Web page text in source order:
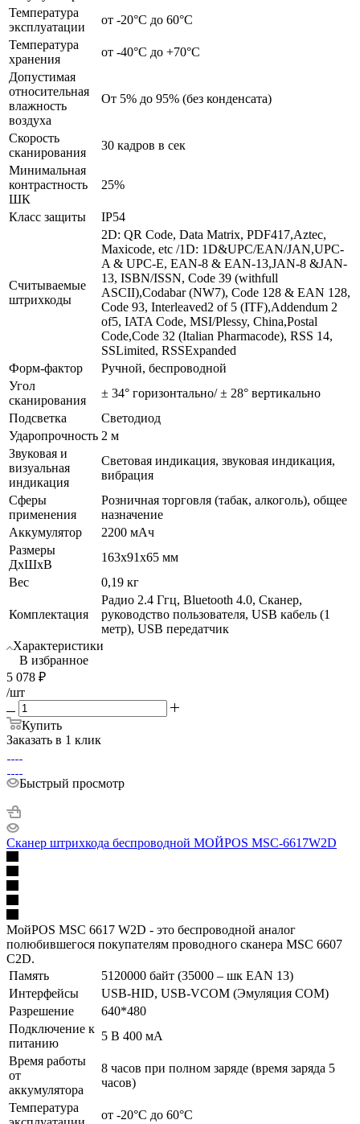
Температура
эксплуатации
от -20°C до 60°C
Температура
хранения
от -40°C до +70°C
Допустимая
относительная
влажность
воздуха
От 5% до 95% (без конденсата)
Скорость
сканирования
30 кадров в сек
Минимальная
контрастность
ШК
25%
Класс защиты IP54
Считываемые
штрихкоды
2D: QR Code, Data Matrix, PDF417,Aztec,
Maxicode, etc /1D: 1D&UPC/EAN/JAN,UPC-
A & UPC-E, EAN-8 & EAN-13,JAN-8 &JAN-
13, ISBN/ISSN, Code 39 (withfull
ASCII),Codabar (NW7), Code 128 & EAN 128,
Code 93, Interleaved2 of 5 (ITF),Addendum 2
of5, IATA Code, MSI/Plessy, China,Postal
Code,Code 32 (Italian Pharmacode), RSS 14,
SSLimited, RSSExpanded
Форм-фактор
Ручной, беспроводной
Угол
сканирования
± 34° горизонтально/ ± 28° вертикально
Подсветка
Светодиод
Ударопрочность 2 м
Звуковая и
визуальная
индикация
Световая индикация, звуковая индикация,
вибрация
Сферы
применения
Розничная торговля (табак, алкоголь), общее
назначение
Аккумулятор
2200 мАч
Размеры
ДхШхВ
163x91x65 мм
Вес
0,19 кг
Комплектация
Радио 2.4 Ггц, Bluetooth 4.0, Сканер,
руководство пользователя, USB кабель (1
метр), USB передатчик
Характеристики
В избранное
5 078 ₽
/шт
Купить
Заказать в 1 клик
Быстрый просмотр
Сканер штрихкода беспроводной МОЙPOS MSC-6617W2D
МойPOS MSC 6617 W2D - это беспроводной аналог
полюбившегося покупателям проводного сканера MSC 6607
C2D.
Память
5120000 байт (35000 – шк EAN 13)
Интерфейсы
USB-HID, USB-VCOM (Эмуляция COM)
Разрешение
640*480
Подключение к
питанию
5 В 400 мА
Время работы
от
аккумулятора
8 часов при полном заряде (время заряда 5
часов)
Температура
от -20°C до 60°C